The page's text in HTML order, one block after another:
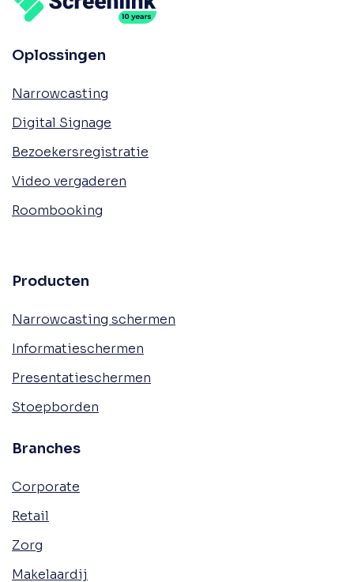
Oplossingen
Narrowcasting
Digital Signage
Bezoekersregistratie
Video vergaderen
Roombooking
Producten
Narrowcasting schermen
Informatieschermen
Presentatieschermen
Stoepborden
Branches
Corporate
Retail
Zorg
Makelaardij